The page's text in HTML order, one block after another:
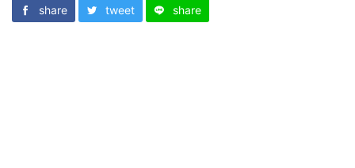
share tweet share